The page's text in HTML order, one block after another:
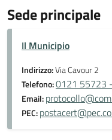
Sede principale
Il Municipio
Indirizzo:Via Cavour 2
Telefono:0121 55723
Email:
PEC: